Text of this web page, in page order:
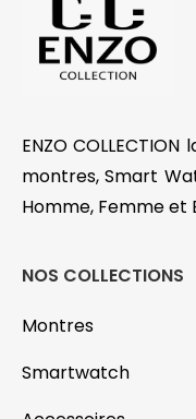
ENZO
montres, Smart
Homme, Femme et
NOS COLLECTIONS
Montres
Smartwatch